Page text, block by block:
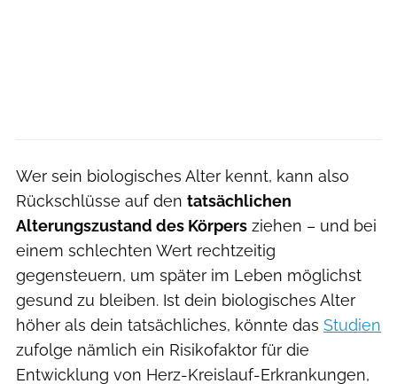
Wer sein biologisches Alter kennt, kann also
Rückschlüsse auf den tatsächlichen
Alterungszustand des Körpers ziehen – und bei
einem schlechten Wert rechtzeitig
gegensteuern, um später im Leben möglichst
gesund zu bleiben. Ist dein biologisches Alter
höher als dein tatsächliches, könnte das Studien
zufolge nämlich ein Risikofaktor für die
Entwicklung von Herz-Kreislauf-Erkrankungen,